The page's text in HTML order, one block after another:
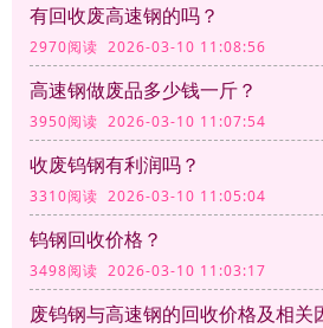
有回收废高速钢的吗？
2970阅读 2026-03-10 11:08:56
高速钢做废品多少钱一斤？
3950阅读 2026-03-10 11:07:54
收废钨钢有利润吗？
3310阅读 2026-03-10 11:05:04
钨钢回收价格？
3498阅读 2026-03-10 11:03:17
废钨钢与高速钢的回收价格及相关